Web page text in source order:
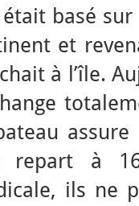
était basé
et
à l’île.
repart à
ils ne